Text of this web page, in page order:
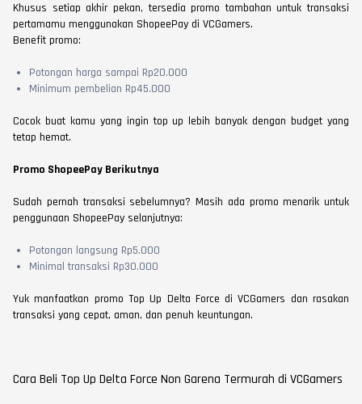
Khusus setiap akhir pekan, tersedia promo tambahan untuk transaksi
pertamamu menggunakan ShopeePay di VCGamers.
Benefit promo:
Potongan harga sampai Rp20.000
Minimum pembelian Rp45.000
Cocok buat kamu yang ingin top up lebih banyak dengan budget yang
tetap hemat.
Promo ShopeePay Berikutnya
Sudah pernah transaksi sebelumnya? Masih ada promo menarik untuk
penggunaan ShopeePay selanjutnya:
Potongan langsung Rp5.000
Minimal transaksi Rp30.000
Yuk manfaatkan promo Top Up Delta Force di VCGamers dan rasakan
transaksi yang cepat, aman, dan penuh keuntungan.
Cara Beli Top Up Delta Force Non Garena Termurah di VCGamers